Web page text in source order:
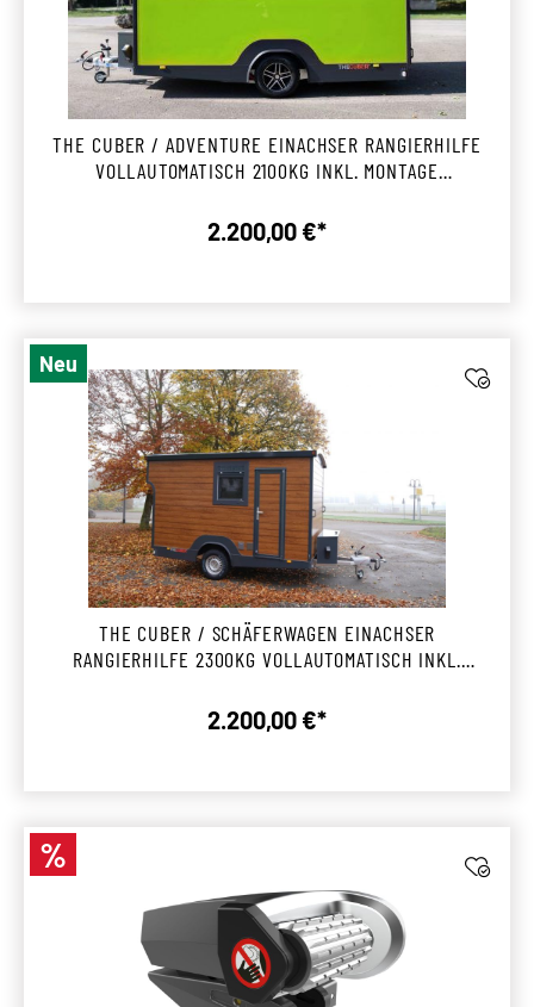
THE CUBER / ADVENTURE EINACHSER RANGIERHILFE
VOLLAUTOMATISCH 2100KG INKL. MONTAGE
Regulärer Preis:
2.200,00 €*
Neu
THE CUBER / SCHÄFERWAGEN EINACHSER
RANGIERHILFE 2300KG VOLLAUTOMATISCH INKL.
Regulärer Preis:
2.200,00 €*
Rabatt
%